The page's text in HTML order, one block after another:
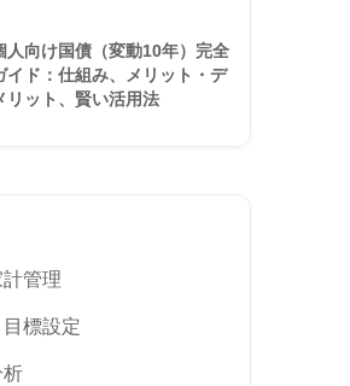
人向け国債（変動10年）完全
イド：仕組み、メリット・デ
リット、賢い活用法
管理
標設定
析